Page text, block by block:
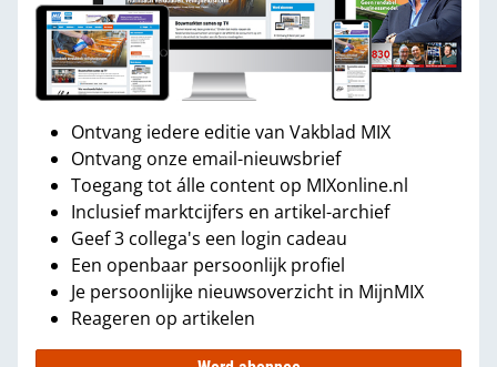
Ontvang iedere editie van Vakblad MIX
Ontvang onze email-nieuwsbrief
Toegang tot álle content op MIXonline.nl
Inclusief marktcijfers en artikel-archief
Geef 3 collega's een login cadeau
Een openbaar persoonlijk profiel
Je persoonlijke nieuwsoverzicht in MijnMIX
Reageren op artikelen